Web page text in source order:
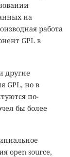
на
работа
GPL в
другие
GPL, но в
по-
бы более
open source,